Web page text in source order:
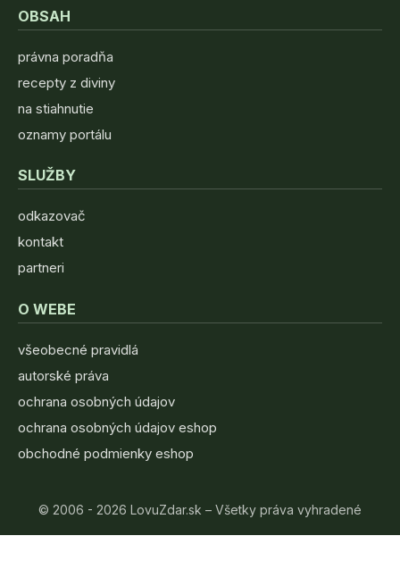
OBSAH
právna poradňa
recepty z diviny
na stiahnutie
oznamy portálu
SLUŽBY
odkazovač
kontakt
partneri
O WEBE
všeobecné pravidlá
autorské práva
ochrana osobných údajov
ochrana osobných údajov eshop
obchodné podmienky eshop
© 2006 - 2026 LovuZdar.sk – Všetky práva vyhradené